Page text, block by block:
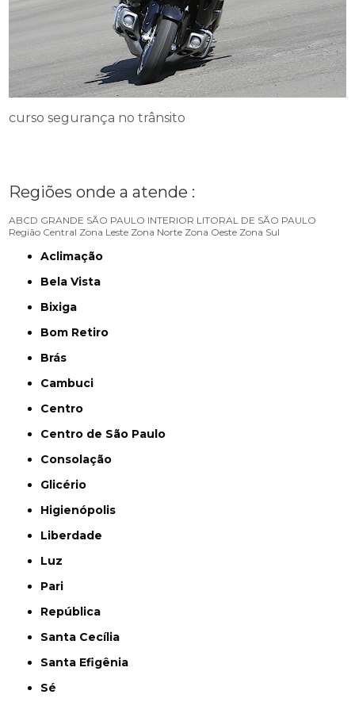
curso segurança no trânsito
Regiões onde a atende :
ABCD GRANDE SÃO PAULO INTERIOR LITORAL DE SÃO PAULO
Região Central Zona Leste Zona Norte Zona Oeste Zona Sul
Aclimação
Bela Vista
Bixiga
Bom Retiro
Brás
Cambuci
Centro
Centro de São Paulo
Consolação
Glicério
Higienópolis
Liberdade
Luz
Pari
República
Santa Cecília
Santa Efigênia
Sé